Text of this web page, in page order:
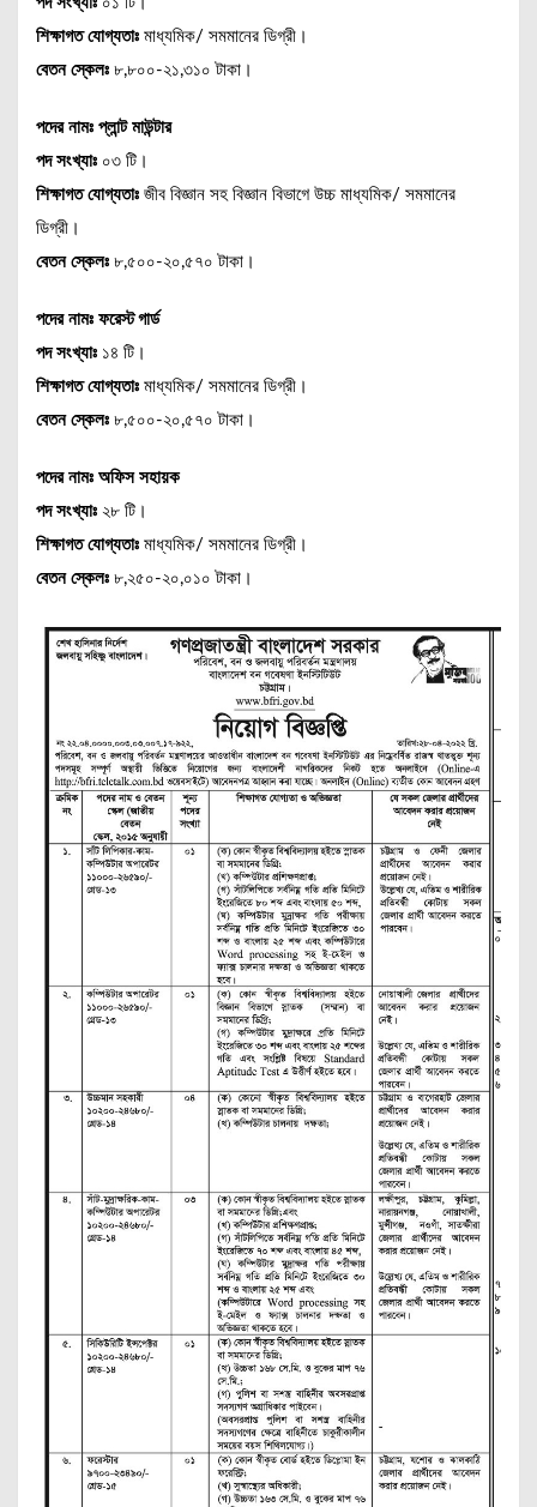
শিক্ষাগত যোগ্যতাঃ মাধ্যমিক/ সমমানের ডিগ্রী।
বেতন স্কেলঃ ৮,৮০০-২১,৩১০ টাকা।
পদের নামঃ প্লান্ট মাউন্টার
পদ সংখ্যাঃ ০৩ টি।
শিক্ষাগত যোগ্যতাঃ জীব বিজ্ঞান সহ বিজ্ঞান বিভাগে উচ্চ মাধ্যমিক/ সমমানের
ডিগ্রী।
বেতন স্কেলঃ ৮,৫০০-২০,৫৭০ টাকা।
পদের নামঃ ফরেস্ট গার্ড
পদ সংখ্যাঃ ১৪ টি।
শিক্ষাগত যোগ্যতাঃ মাধ্যমিক/ সমমানের ডিগ্রী।
বেতন স্কেলঃ ৮,৫০০-২০,৫৭০ টাকা।
পদের নামঃ অফিস সহায়ক
পদ সংখ্যাঃ ২৮ টি।
শিক্ষাগত যোগ্যতাঃ মাধ্যমিক/ সমমানের ডিগ্রী।
বেতন স্কেলঃ ৮,২৫০-২০,০১০ টাকা।